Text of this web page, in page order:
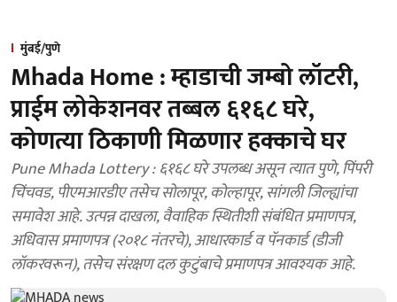
मुंबई/पुणे
Mhada Home : म्हाडाची जम्बो लॉटरी,
प्राईम लोकेशनवर तब्बल ६१६८ घरे,
कोणत्या ठिकाणी मिळणार हक्काचे घर
Pune Mhada Lottery : ६१६८ घरे उपलब्ध असून त्यात पुणे, पिंपरी
चिंचवड, पीएमआरडीए तसेच सोलापूर, कोल्हापूर, सांगली जिल्ह्यांचा
समावेश आहे. उत्पन्न दाखला, वैवाहिक स्थितीशी संबंधित प्रमाणपत्र,
अधिवास प्रमाणपत्र (२०१८ नंतरचे), आधारकार्ड व पॅनकार्ड (डीजी
लॉकरवरून), तसेच संरक्षण दल कुटुंबाचे प्रमाणपत्र आवश्यक आहे.